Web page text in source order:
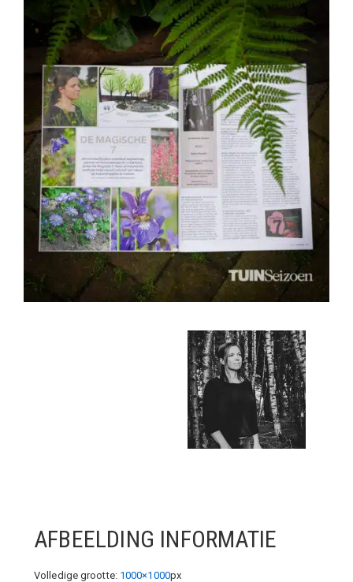
AFBEELDING INFORMATIE
Volledige grootte: 1000×1000px